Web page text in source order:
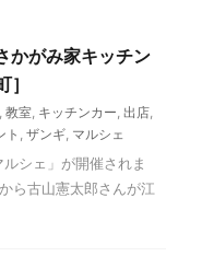
かがみ家キッチン
, 教室, キッチンカー, 出店,
ト , ザンギ, マルシェ
シェ」が開催されま
ら古山憲太郎さんが江